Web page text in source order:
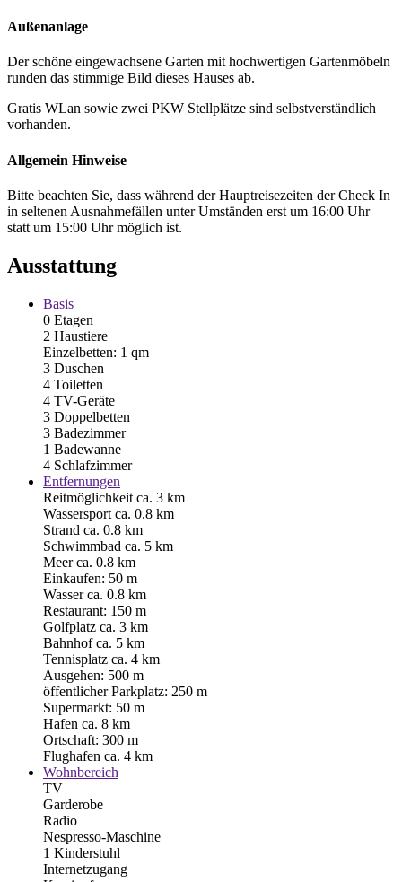
Außenanlage
Der schöne eingewachsene Garten mit hochwertigen Gartenmöbeln
runden das stimmige Bild dieses Hauses ab.
Gratis WLan sowie zwei PKW Stellplätze sind selbstverständlich
vorhanden.
Allgemein Hinweise
Bitte beachten Sie, dass während der Hauptreisezeiten der Check In
in seltenen Ausnahmefällen unter Umständen erst um 16:00 Uhr
statt um 15:00 Uhr möglich ist.
Ausstattung
Basis
0 Etagen
2 Haustiere
Einzelbetten: 1 qm
3 Duschen
4 Toiletten
4 TV-Geräte
3 Doppelbetten
3 Badezimmer
1 Badewanne
4 Schlafzimmer
Entfernungen
Reitmöglichkeit ca. 3 km
Wassersport ca. 0.8 km
Strand ca. 0.8 km
Schwimmbad ca. 5 km
Meer ca. 0.8 km
Einkaufen: 50 m
Wasser ca. 0.8 km
Restaurant: 150 m
Golfplatz ca. 3 km
Bahnhof ca. 5 km
Tennisplatz ca. 4 km
Ausgehen: 500 m
öffentlicher Parkplatz: 250 m
Supermarkt: 50 m
Hafen ca. 8 km
Ortschaft: 300 m
Flughafen ca. 4 km
Wohnbereich
TV
Garderobe
Radio
Nespresso-Maschine
1 Kinderstuhl
Internetzugang